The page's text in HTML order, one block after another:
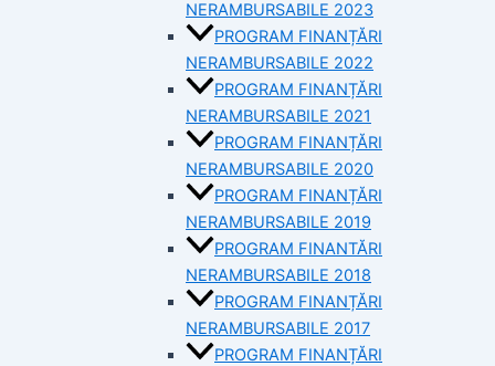
NERAMBURSABILE 2023
PROGRAM FINANȚĂRI
NERAMBURSABILE 2022
PROGRAM FINANȚĂRI
NERAMBURSABILE 2021
PROGRAM FINANȚĂRI
NERAMBURSABILE 2020
PROGRAM FINANȚĂRI
NERAMBURSABILE 2019
PROGRAM FINANTĂRI
NERAMBURSABILE 2018
PROGRAM FINANȚĂRI
NERAMBURSABILE 2017
PROGRAM FINANȚĂRI